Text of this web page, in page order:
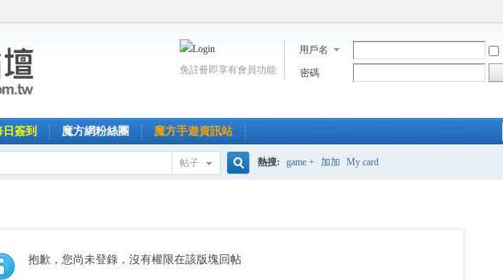
用戶名
密碼
免註冊即享有會員功能
日簽到 魔方網粉絲團 魔方手遊資訊站
帖子
索
熱搜: game + 加加 My card
抱歉，您尚未登錄，沒有權限在該版塊回帖